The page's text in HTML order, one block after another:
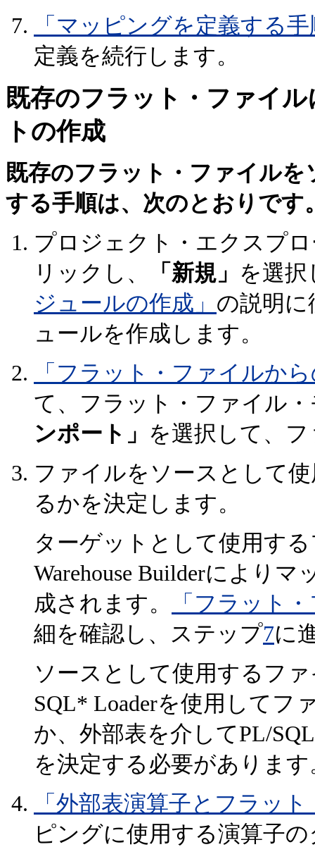
「マッピングを定義する
定義を続行します。
既存のフラット・ファイ
トの作成
既存のフラット・ファイル
する手順は、次のとおりです
プロジェクト・エクスプ
リックし、
「新規」 を選択
ジュールの作成」 の説明
ュールを作成します。
「フラット・ファイルか
て、フラット・ファイル
ンポート」 を選択して、
ファイルをソースとして
るかを決定します。
ターゲットとして使用す
Warehouse Builderにより
成されます。
「フラット
細を確認し、ステップ7に
ソースとして使用するフ
SQL* Loaderを使用してフ
か、外部表を介してPL/
を決定する必要がありま
「外部表演算子とフラッ
ピングに使用する演算子